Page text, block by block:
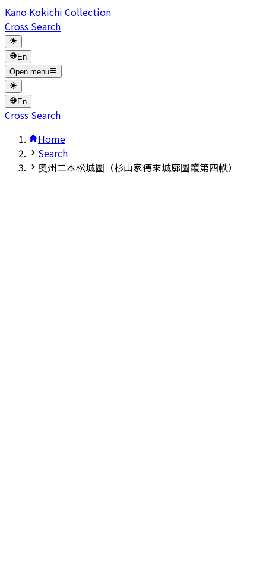
Kano Kokichi Collection
Cross Search
En
Open menu
En
Cross Search
Home
Search
奧州二本松城圖（杉山家傳來城廓圖叢第四帙）